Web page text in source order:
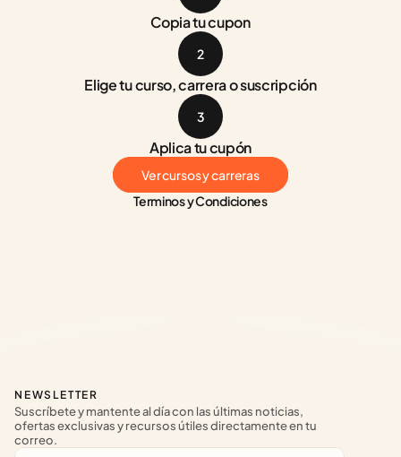
Copia tu cupon
2
Elige tu curso, carrera o suscripción
3
Aplica tu cupón
Ver cursos y carreras
Terminos y Condiciones
NEWSLETTER
Suscríbete y mantente al día con las últimas noticias,
ofertas exclusivas y recursos útiles directamente en tu
correo.